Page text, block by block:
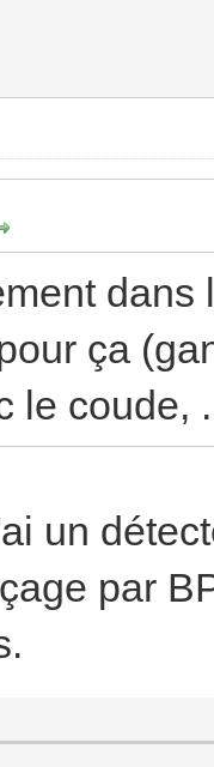
ça
le coude,
un
par